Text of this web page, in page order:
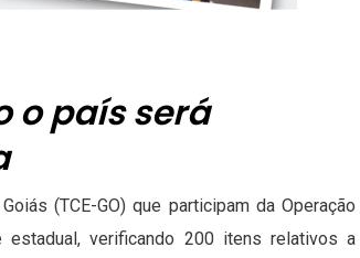
o país será
(TCE-GO) que participam da Operação
verificando 200 itens relativos a